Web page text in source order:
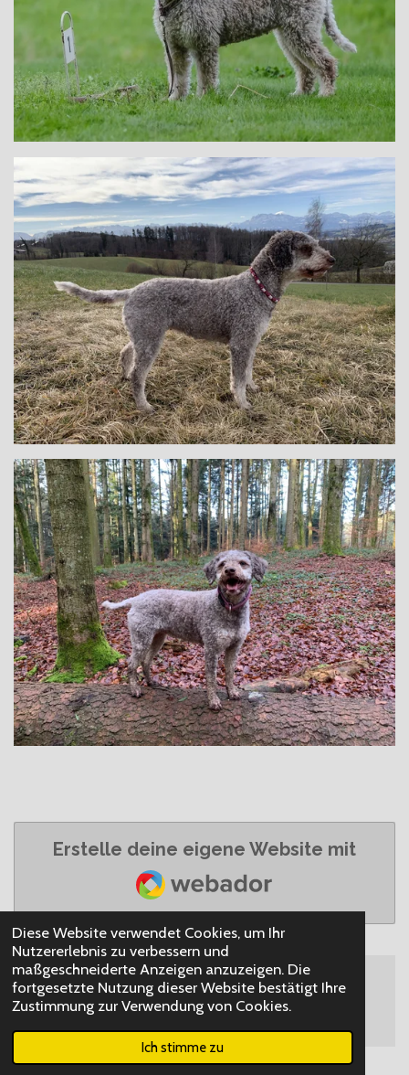
Diese Website verwendet Cookies, um Ihr
Nutzererlebnis zu verbessern und
maßgeschneiderte Anzeigen anzuzeigen. Die
fortgesetzte Nutzung dieser Website bestätigt Ihre
Zustimmung zur Verwendung von Cookies.
Ich stimme zu
Erstelle deine eigene Website mit
Webador
© 2021 - 2026 Coppalina
Mit Unterstützung vonWebador